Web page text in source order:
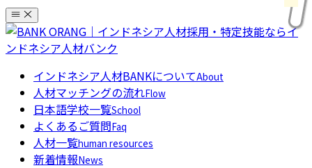
コ
ン
テ
インドネシア人材BANKについてAbout
人材マッチングの流れFlow
日本語学校一覧School
よくあるご質問Faq
人材一覧human resources
新着情報News